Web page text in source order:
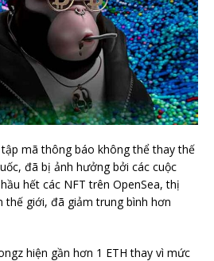
mã thông báo không thể thay thế
đã bị ảnh hưởng bởi các cuộc
hết các NFT trên OpenSea, thị
giới, đã giảm trung bình hơn
hiện gần hơn 1 ETH thay vì mức